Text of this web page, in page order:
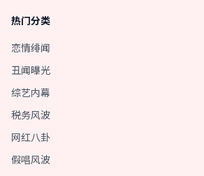
热门分类
恋情绯闻
丑闻曝光
综艺内幕
税务风波
网红八卦
假唱风波